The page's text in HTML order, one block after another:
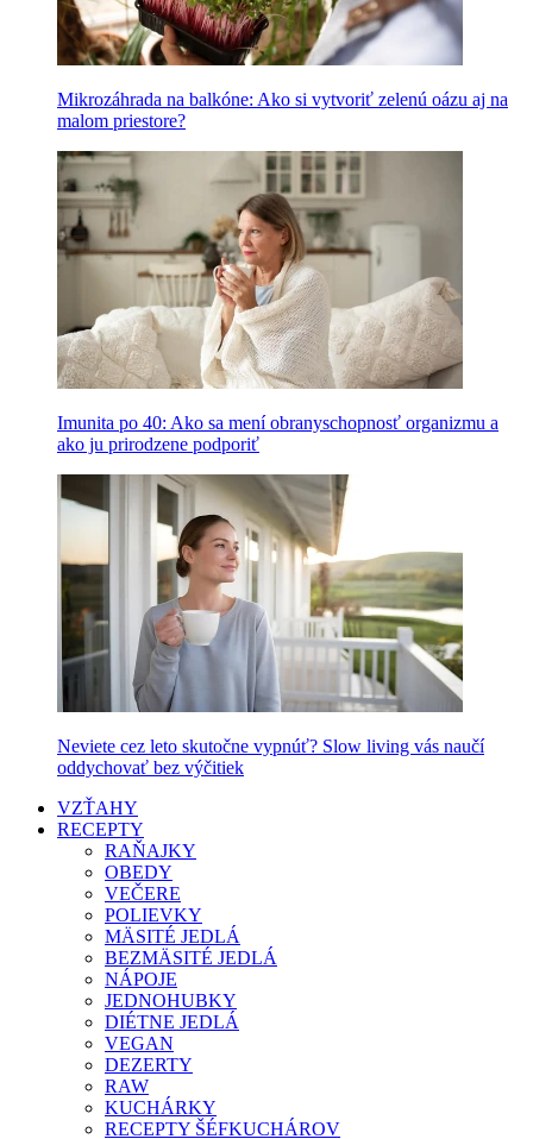
Mikrozáhrada na balkóne: Ako si vytvoriť zelenú oázu aj na
malom priestore?
Imunita po 40: Ako sa mení obranyschopnosť organizmu a
ako ju prirodzene podporiť
Neviete cez leto skutočne vypnúť? Slow living vás naučí
oddychovať bez výčitiek
VZŤAHY
RECEPTY
RAŇAJKY
OBEDY
VEČERE
POLIEVKY
MÄSITÉ JEDLÁ
BEZMÄSITÉ JEDLÁ
NÁPOJE
JEDNOHUBKY
DIÉTNE JEDLÁ
VEGAN
DEZERTY
RAW
KUCHÁRKY
RECEPTY ŠÉFKUCHÁROV